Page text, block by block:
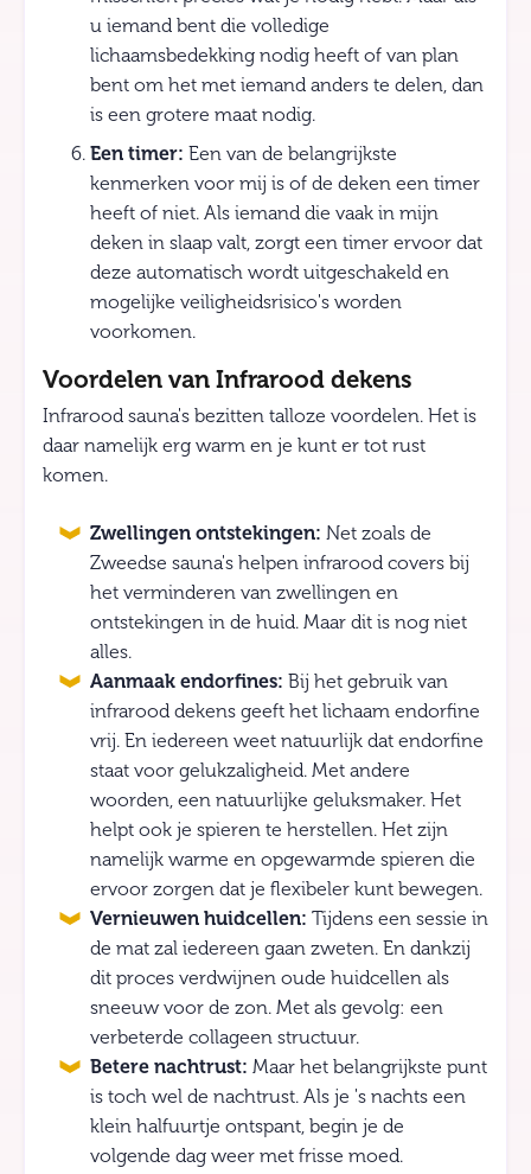
u iemand bent die volledige
lichaamsbedekking nodig heeft of van plan
bent om het met iemand anders te delen, dan
is een grotere maat nodig.
Een timer: Een van de belangrijkste
kenmerken voor mij is of de deken een timer
heeft of niet. Als iemand die vaak in mijn
deken in slaap valt, zorgt een timer ervoor dat
deze automatisch wordt uitgeschakeld en
mogelijke veiligheidsrisico's worden
voorkomen.
Voordelen van Infrarood dekens
Infrarood sauna's bezitten talloze voordelen. Het is
daar namelijk erg warm en je kunt er tot rust
komen.
Zwellingen ontstekingen: Net zoals de
Zweedse sauna's helpen infrarood covers bij
het verminderen van zwellingen en
ontstekingen in de huid. Maar dit is nog niet
alles.
Aanmaak endorfines: Bij het gebruik van
infrarood dekens geeft het lichaam endorfine
vrij. En iedereen weet natuurlijk dat endorfine
staat voor gelukzaligheid. Met andere
woorden, een natuurlijke geluksmaker. Het
helpt ook je spieren te herstellen. Het zijn
namelijk warme en opgewarmde spieren die
ervoor zorgen dat je flexibeler kunt bewegen.
Vernieuwen huidcellen: Tijdens een sessie in
de mat zal iedereen gaan zweten. En dankzij
dit proces verdwijnen oude huidcellen als
sneeuw voor de zon. Met als gevolg: een
verbeterde collageen structuur.
Betere nachtrust: Maar het belangrijkste punt
is toch wel de nachtrust. Als je 's nachts een
klein halfuurtje ontspant, begin je de
volgende dag weer met frisse moed.